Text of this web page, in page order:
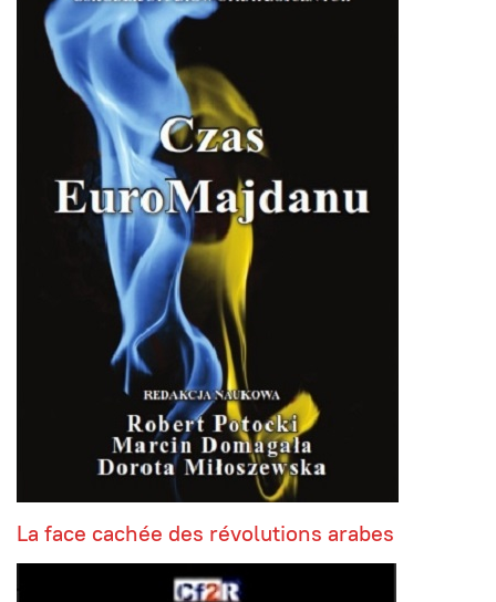
La face cachée des révolutions arabes